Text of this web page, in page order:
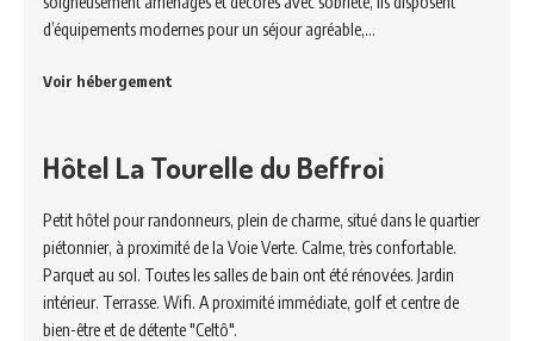
d’équipements modernes pour un séjour agréable,…
Voir hébergement
Hôtel La Tourelle du Beffroi
Petit hôtel pour randonneurs, plein de charme, situé dans le quartier
piétonnier, à proximité de la Voie Verte. Calme, très confortable.
Parquet au sol. Toutes les salles de bain ont été rénovées. Jardin
intérieur. Terrasse. Wifi. A proximité immédiate, golf et centre de
bien-être et de détente "Celtô".